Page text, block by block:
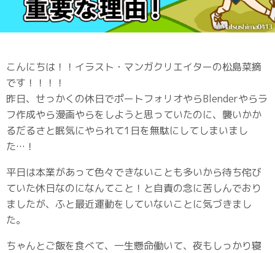
こんにちは！！イラスト・マンガクリエイターの松島菜摘
です！！！！
昨日、せっかくの休日でポートフォリオやらBlenderやらラ
フ作成やら漫画やらをしようと思っていたのに、襲いかか
るだるさと眠気にやられて1日を無駄にしてしまいまし
た…！
平日は本業があって色々できないことも多いから待ち侘び
ていた休日なのになんてこと！と自責の念に苦しんでおり
ましたが、ふと最近運動をしていないことに気づきまし
た。
ちゃんとご飯を食べて、一生懸命働いて、夜もしっかり寝